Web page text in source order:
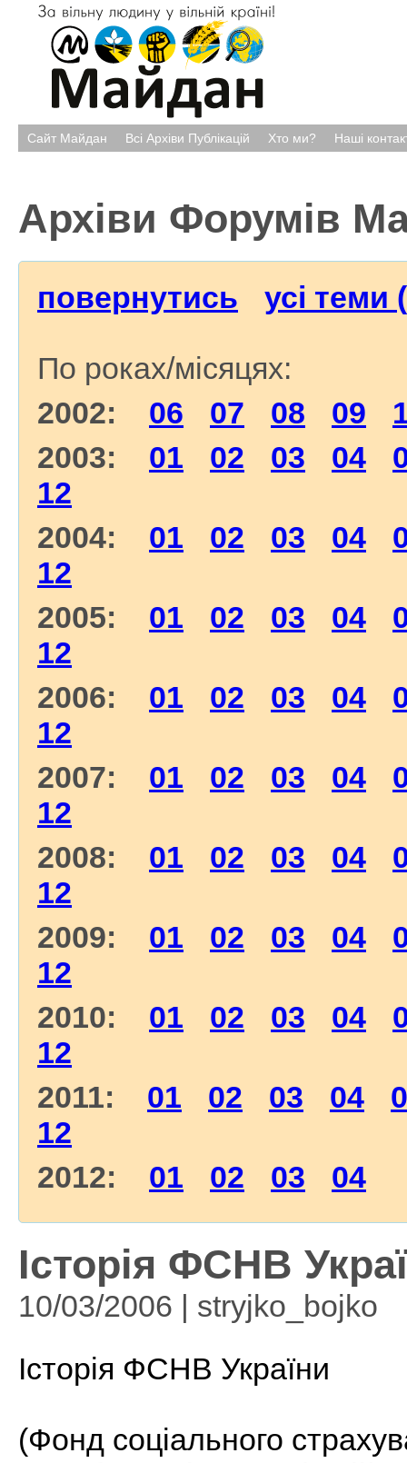
Сайт Майдан Всі Архіви Публікацій Хто ми? Наші
Архіви Форумів
повернутись усі теми
По роках/місяцях:
2002: 06 07 08 09
2003: 01 02 03 04
12
2004: 01 02 03 04
12
2005: 01 02 03 04
12
2006: 01 02 03 04
12
2007: 01 02 03 04
12
2008: 01 02 03 04
12
2009: 01 02 03 04
12
2010: 01 02 03 04
12
2011: 01 02 03 04
12
2012: 01 02 03 04
Історія ФСНВ
10/03/2006 | stryjko_bojko
Історія ФСНВ України
(Фонд соціального